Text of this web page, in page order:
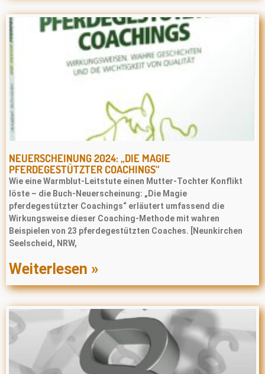
NEUERSCHEINUNG 2024: „DIE MAGIE
PFERDEGESTÜTZTER COACHINGS“
Wie eine Warmblut-Leitstute einen Mutter-Tochter Konflikt
löste – die Buch-Neuerscheinung: „Die Magie
pferdegestützter Coachings“ erläutert umfassend die
Wirkungsweise dieser Coaching-Methode mit wahren
Beispielen von 23 pferdegestützten Coaches. [Neunkirchen
Seelscheid, NRW,
Weiterlesen »